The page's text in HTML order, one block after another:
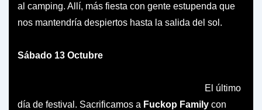
al camping. Allí, más fiesta con gente estupenda que
nos mantendría despiertos hasta la salida del sol.
Sábado 13 Octubre
El último
día de festival. Sacrificamos a Fuckop Family con